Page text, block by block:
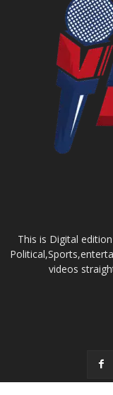
This is Digital
videos